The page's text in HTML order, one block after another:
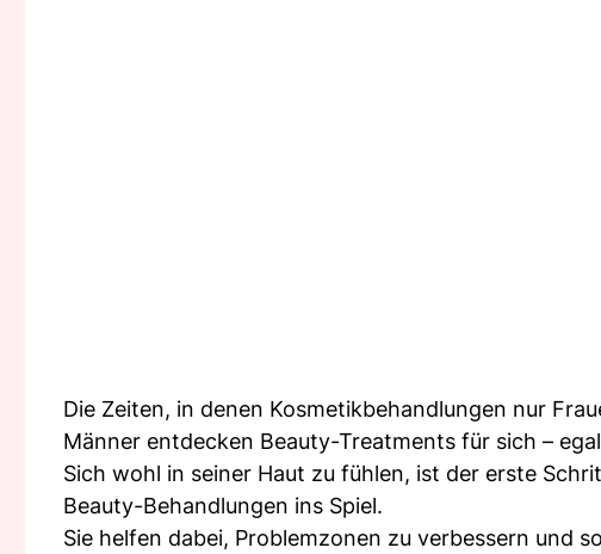
Die Zeiten, in denen Kosmetikbehandlungen nur
Männer entdecken Beauty-Treatments für sich –
Sich wohl in seiner Haut zu fühlen, ist der erste
Beauty-Behandlungen ins Spiel.
Sie helfen dabei, Problemzonen zu verbessern und